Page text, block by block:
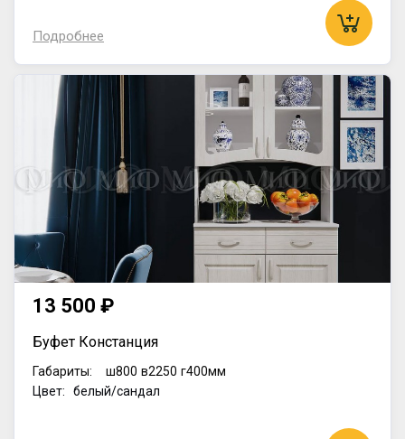
Подробнее
13 500 ₽
Буфет Констанция
Габариты: ш800 в2250 г400мм
Цвет: белый/сандал